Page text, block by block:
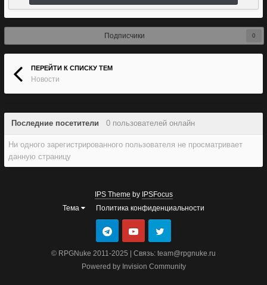
Подписчики 0
ПЕРЕЙТИ К СПИСКУ ТЕМ
Новости
Последние посетители 0 пользователей онлайн
Ни одного зарегистрированного пользователя не просматривает
данную страницу
IPS Theme by IPSFocus
Тема
Политика конфиденциальности
© RPGNuke 2011-2025 | Связь: team@rpgnuke.ru
Powered by Invision Community